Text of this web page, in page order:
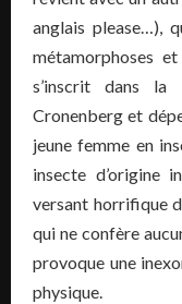
anglais please…),
métamorphoses
s’inscrit dans la
Cronenberg et
jeune femme en
insecte d’origine
versant horrifique
qui ne confère
provoque une
physique.